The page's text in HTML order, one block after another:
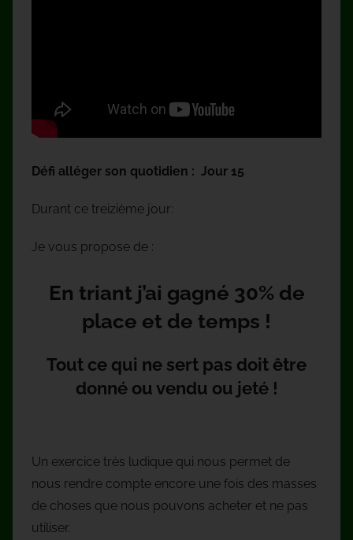
Défi alléger son quotidien : Jour 15
Durant ce treizième jour:
Je vous propose de :
En triant j’ai gagné 30% de
place et de temps !
Tout ce qui ne sert pas doit être
donné ou vendu ou jeté !
Un exercice très ludique qui nous permet de
nous rendre compte encore une fois des masses
de choses que nous pouvons acheter et ne pas
utiliser.